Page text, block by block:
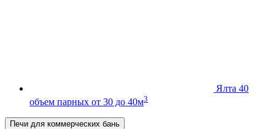
Ялта 40
объем парных от 30 до 40м3
Печи для коммерческих бань